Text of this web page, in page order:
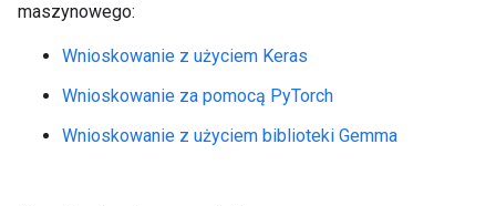
maszynowego:
Wnioskowanie z użyciem Keras
Wnioskowanie za pomocą PyTorch
Wnioskowanie z użyciem biblioteki Gemma